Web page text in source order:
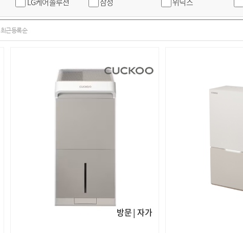
LG케어솔루션 삼성 위닉스
최근등록순
방문 | 자가